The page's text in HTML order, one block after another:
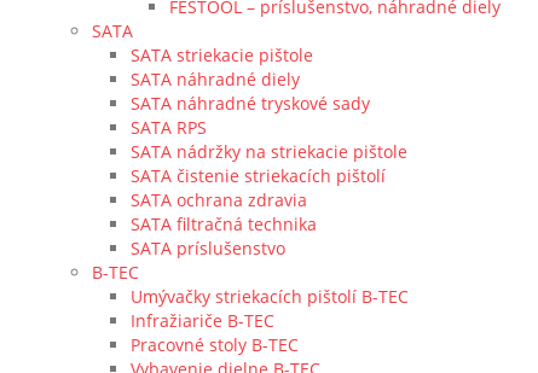
FESTOOL – príslušenstvo, náhradné diely
SATA
SATA striekacie pištole
SATA náhradné diely
SATA náhradné tryskové sady
SATA RPS
SATA nádržky na striekacie pištole
SATA čistenie striekacích pištolí
SATA ochrana zdravia
SATA filtračná technika
SATA príslušenstvo
B-TEC
Umývačky striekacích pištolí B-TEC
Infražiariče B-TEC
Pracovné stoly B-TEC